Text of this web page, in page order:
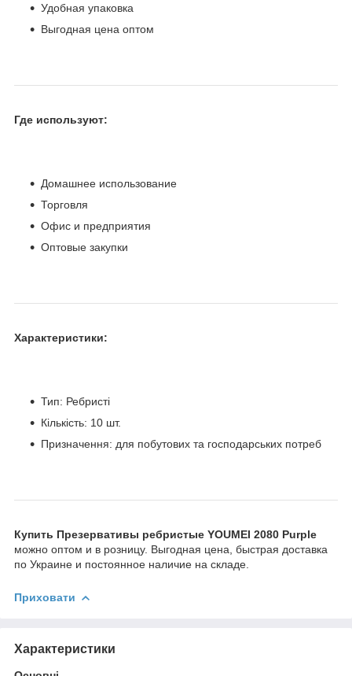
Удобная упаковка
Выгодная цена оптом
Где используют:
Домашнее использование
Торговля
Офис и предприятия
Оптовые закупки
Характеристики:
Тип: Ребристі
Кількість: 10 шт.
Призначення: для побутових та господарських потреб
Купить Презервативы ребристые YOUMEI 2080 Purple
можно оптом и в розницу. Выгодная цена, быстрая доставка
по Украине и постоянное наличие на складе.
Приховати
Характеристики